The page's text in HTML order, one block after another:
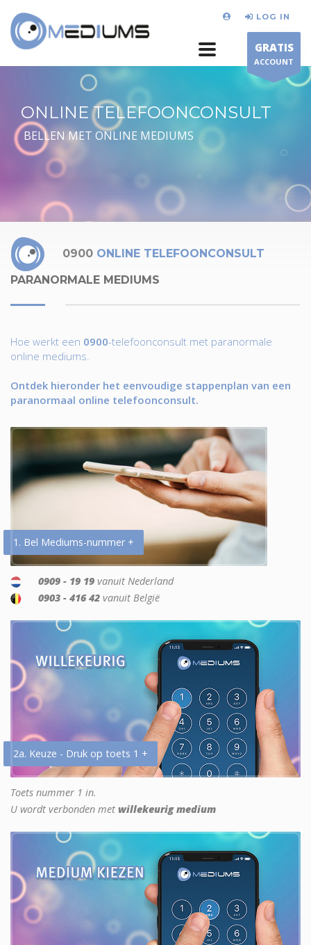
LOG IN
GRATIS
ACCOUNT
ONLINE TELEFOONCONSULT
BELLEN MET ONLINE MEDIUMS
0900 ONLINE TELEFOONCONSULT
PARANORMALE MEDIUMS
Hoe werkt een 0900-telefoonconsult met paranormale
online mediums.
Ontdek hieronder het eenvoudige stappenplan van een
paranormaal online telefoonconsult.
1. Bel Mediums-nummer +
0909 - 19 19 vanuit Nederland
0903 - 416 42 vanuit België
2a. Keuze - Druk op toets 1 +
Toets nummer 1 in.
U wordt verbonden met willekeurig medium